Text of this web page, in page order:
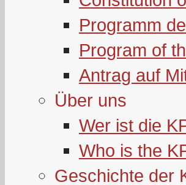
Programm
Program of
Antrag auf
Über uns
Wer ist die
Who is the
Geschichte der